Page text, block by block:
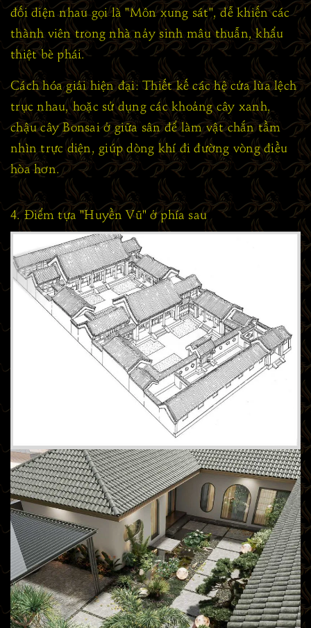
đối diện nhau gọi là "Môn xung sát", dễ khiến các
thành viên trong nhà nảy sinh mâu thuẫn, khẩu
thiệt bè phái.
Cách hóa giải hiện đại: Thiết kế các hệ cửa lùa lệch
trục nhau, hoặc sử dụng các khoảng cây xanh,
chậu cây Bonsai ở giữa sân để làm vật chắn tầm
nhìn trực diện, giúp dòng khí đi đường vòng điều
hòa hơn.
4. Điểm tựa "Huyền Vũ" ở phía sau